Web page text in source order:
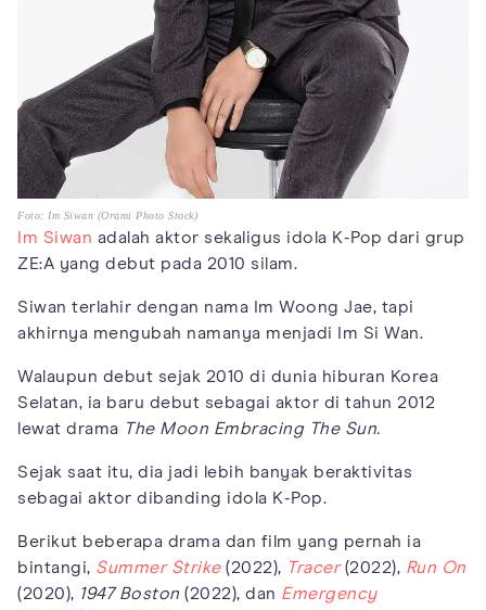
Foto: Im Siwan (Orami Photo Stock)
Im Siwan adalah aktor sekaligus idola K-Pop dari grup
ZE:A yang debut pada 2010 silam.
Siwan terlahir dengan nama Im Woong Jae, tapi
akhirnya mengubah namanya menjadi Im Si Wan.
Walaupun debut sejak 2010 di dunia hiburan Korea
Selatan, ia baru debut sebagai aktor di tahun 2012
lewat drama The Moon Embracing The Sun.
Sejak saat itu, dia jadi lebih banyak beraktivitas
sebagai aktor dibanding idola K-Pop.
Berikut beberapa drama dan film yang pernah ia
bintangi, Summer Strike(2022), Tracer(2022), Run On
(2020), 1947 Boston (2022), dan Emergency